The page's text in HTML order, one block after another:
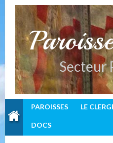
P
Secteur
PAROISSES LE
DOCS